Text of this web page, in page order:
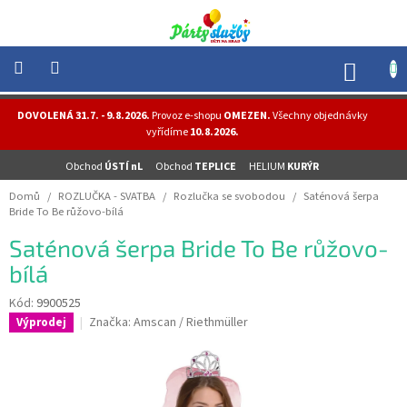
obsah
DOVOLENÁ 31.7. - 9.8.2026.Provoz e-shopu OMEZEN.Všechny objednávky
vyřídíme10.8.2026.
Obchod ÚSTÍ nL Obchod TEPLICE HELIUM KURÝR
NOVINKY
HELIUM
-
OSLAVY
MASKY
-
KOSTÝMY
Domů / ROZLUČKA - SVATBA / Rozlučka se svobodou / Saténová šerpa
Bride To Be růžovo-bílá
Saténová šerpa Bride To Be růžovo-
bílá
Kód: 9900525
Výprodej Značka: Amscan / Riethmüller